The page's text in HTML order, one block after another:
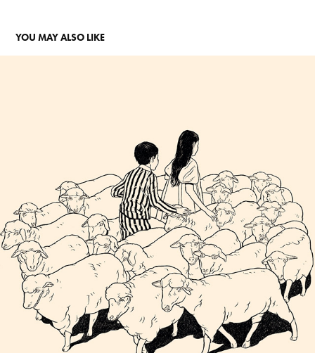
YOU MAY ALSO LIKE
GENTE QUE HABLA DORMIDA
2022